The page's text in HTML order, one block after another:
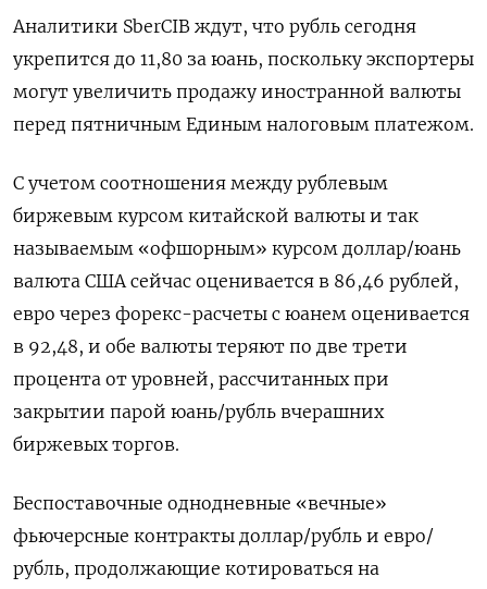
Аналитики SberCIB ждут, что рубль сегодня
укрепится до 11,80 за юань, поскольку экспортеры
могут увеличить продажу иностранной валюты
перед пятничным Единым налоговым платежом.
С учетом соотношения между рублевым
биржевым курсом китайской валюты и так
называемым «офшорным» курсом доллар/юань
валюта США сейчас оценивается в 86,46 рублей,
евро через форекс-расчеты с юанем оценивается
в 92,48, и обе валюты теряют по две трети
процента от уровней, рассчитанных при
закрытии парой юань/рубль вчерашних
биржевых торгов.
Беспоставочные однодневные «вечные»
фьючерсные контракты доллар/рубль и евро/
рубль, продолжающие котироваться на